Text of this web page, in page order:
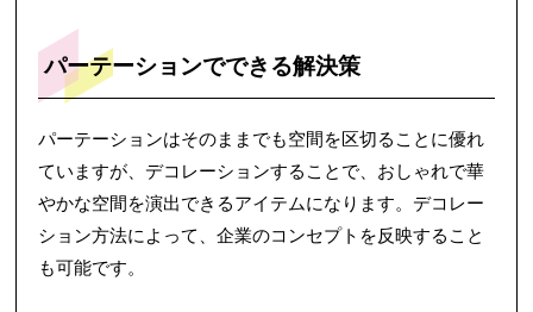
パーテーションでできる解決策
パーテーションはそのままでも空間を区切ることに優れ
ていますが、デコレーションすることで、おしゃれで華
やかな空間を演出できるアイテムになります。デコレー
ション方法によって、企業のコンセプトを反映すること
も可能です。